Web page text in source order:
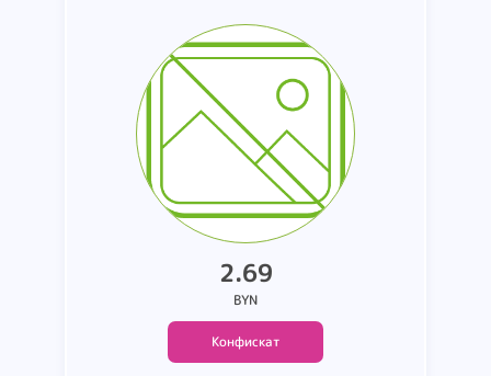
вручную). страна
производства и
производитель не
установлены.
2.69
BYN
Конфискат